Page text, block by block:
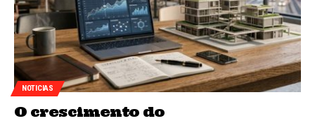
NOTICIAS
O crescimento do